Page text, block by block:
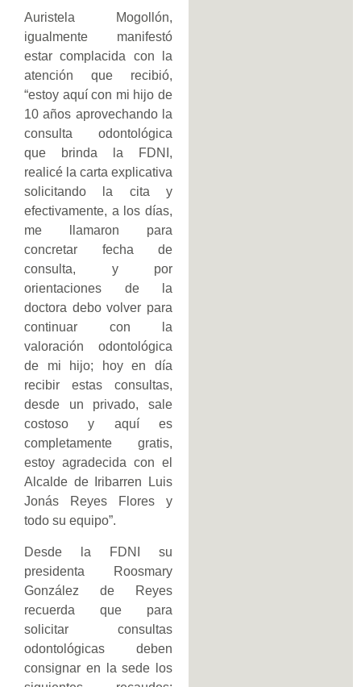
Auristela Mogollón,
igualmente manifestó
estar complacida con la
atención que recibió,
“estoy aquí con mi hijo de
10 años aprovechando la
consulta odontológica
que brinda la FDNI,
realicé la carta explicativa
solicitando la cita y
efectivamente, a los días,
me llamaron para
concretar fecha de
consulta, y por
orientaciones de la
doctora debo volver para
continuar con la
valoración odontológica
de mi hijo; hoy en día
recibir estas consultas,
desde un privado, sale
costoso y aquí es
completamente gratis,
estoy agradecida con el
Alcalde de Iribarren Luis
Jonás Reyes Flores y
todo su equipo”.
Desde la FDNI su
presidenta Roosmary
González de Reyes
recuerda que para
solicitar consultas
odontológicas deben
consignar en la sede los